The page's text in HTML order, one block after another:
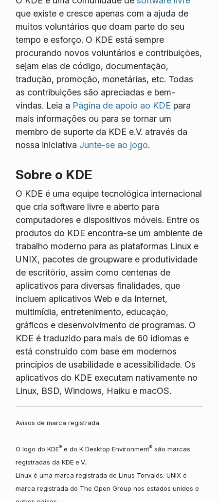
que existe e cresce apenas com a ajuda de
muitos voluntários que doam parte do seu
tempo e esforço. O KDE está sempre
procurando novos voluntários e contribuições,
sejam elas de código, documentação,
tradução, promoção, monetárias, etc. Todas
as contribuições são apreciadas e bem-
vindas. Leia a Página de apoio ao KDE para
mais informações ou para se tornar um
membro de suporte da KDE e.V. através da
nossa iniciativa Junte-se ao jogo.
Sobre o KDE
O KDE é uma equipe tecnológica internacional
que cria software livre e aberto para
computadores e dispositivos móveis. Entre os
produtos do KDE encontra-se um ambiente de
trabalho moderno para as plataformas Linux e
UNIX, pacotes de groupware e produtividade
de escritório, assim como centenas de
aplicativos para diversas finalidades, que
incluem aplicativos Web e da Internet,
multimídia, entretenimento, educação,
gráficos e desenvolvimento de programas. O
KDE é traduzido para mais de 60 idiomas e
está construído com base em modernos
princípios de usabilidade e acessibilidade. Os
aplicativos do KDE executam nativamente no
Linux, BSD, Windows, Haiku e macOS.
Avisos de marca registrada.
O logo do KDE®e do K Desktop Environment®são marcas
registradas da KDE e.V..
Linux é uma marca registrada de Linus Torvalds. UNIX é
marca registrada do The Open Group nos estados unidos e